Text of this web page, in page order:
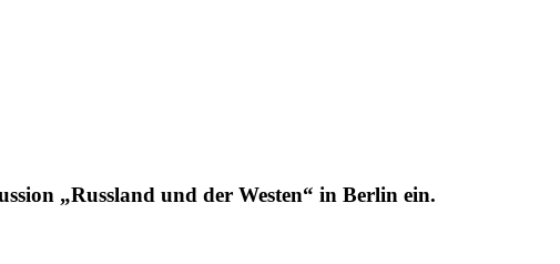
„Russland und der Westen“ in Berlin ein.